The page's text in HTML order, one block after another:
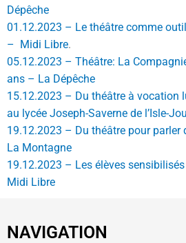
Dépêche
01.12.2023 – Le théâtre comme
– Midi Libre.
05.12.2023 – Théâtre: La
ans – La Dépêche
15.12.2023 – Du théâtre à vocation
au lycée Joseph-Saverne de l’Isle-
19.12.2023 – Du théâtre pour
La Montagne
19.12.2023 – Les élèves
Midi Libre
NAVIGATION